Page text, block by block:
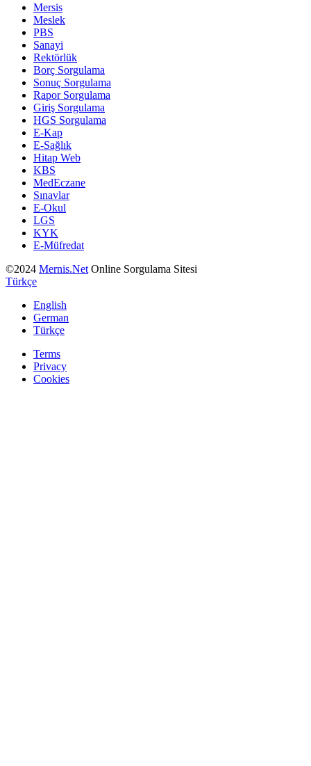
Mersis
Meslek
PBS
Sanayi
Rektörlük
Borç Sorgulama
Sonuç Sorgulama
Rapor Sorgulama
Giriş Sorgulama
HGS Sorgulama
E-Kap
E-Sağlık
Hitap Web
KBS
MedEczane
Sınavlar
E-Okul
LGS
KYK
E-Müfredat
©2024 Mernis.Net Online Sorgulama Sitesi
Türkçe
English
German
Türkçe
Terms
Privacy
Cookies